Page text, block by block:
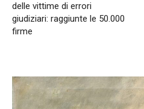
delle vittime di errori
giudiziari: raggiunte le 50.000
firme